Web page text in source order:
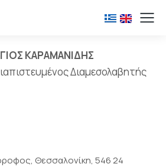
ΚΑΡΑΜΑΝΙΔΗΣ
Διαμεσολαβητής
Θεσσαλονίκη, 546 24